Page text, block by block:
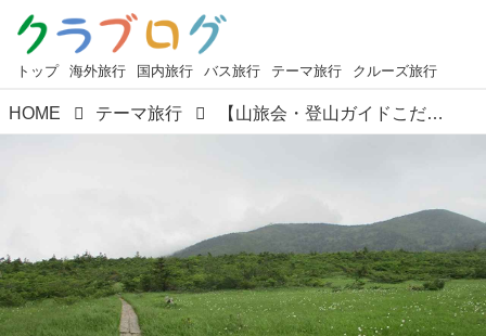
トップ 海外旅行 国内旅行 バス旅行 テーマ旅行 クルーズ旅行
HOME テーマ旅行 【山旅会・登山ガイドこだわりツアー】岡田ガイドからの便り・八甲田山ツアーの下見に行ってきました！